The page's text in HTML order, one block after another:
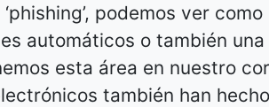
podemos ver
automáticos o también
esta área en nuestro
también han